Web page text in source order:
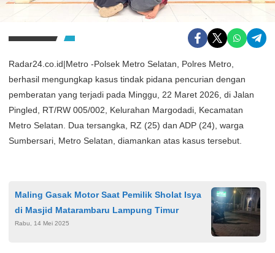
Radar24.co.id|Metro -Polsek Metro Selatan, Polres Metro,
berhasil mengungkap kasus tindak pidana pencurian dengan
pemberatan yang terjadi pada Minggu, 22 Maret 2026, di Jalan
Pingled, RT/RW 005/002, Kelurahan Margodadi, Kecamatan
Metro Selatan. Dua tersangka, RZ (25) dan ADP (24), warga
Sumbersari, Metro Selatan, diamankan atas kasus tersebut.
Maling Gasak Motor Saat Pemilik Sholat Isya
di Masjid Matarambaru Lampung Timur
Rabu, 14 Mei 2025